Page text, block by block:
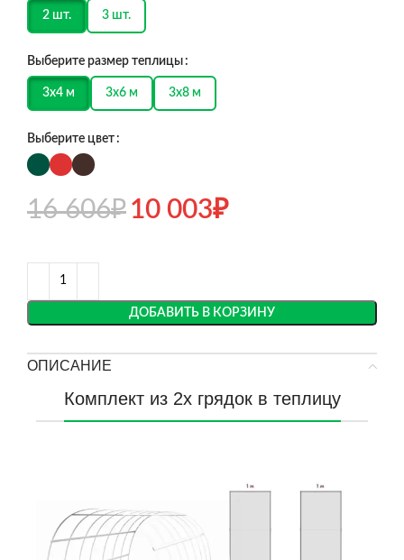
2 шт. 3 шт.
Выберите размер теплицы
3х4 м 3х6 м 3х8 м
Выберите цвет
16 606₽ 10 003₽
ДОБАВИТЬ В КОРЗИНУ
ОПИСАНИЕ
Комплект из 2х грядок в теплицу